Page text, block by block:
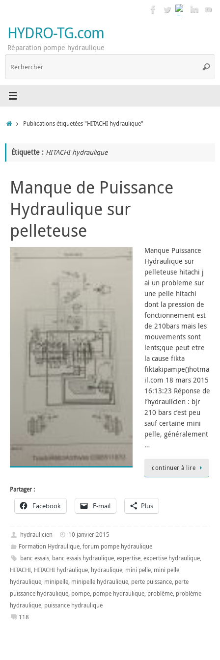
contenu
HYDRO-TG.com
Réparation pompe hydraulique
AccueilPublications étiquetées "HITACHI hydraulique"
Étiquette : HITACHI hydraulique
Manque de Puissance
Hydraulique sur
pelleteuse
Manque Puissance
Hydraulique sur
pelleteuse hitachi j
ai un probleme sur
une pelle hitachi
dont la pression de
fonctionnement est
de 210bars mais les
mouvements sont
lents;que peut etre
la cause fikta
fiktakipampe()hotma
il.com 18 mars 2015
16:13:23 Réponse de
l’hydraulicien : bjr
210 bars c’est peu
sauf certaine mini
pelle, généralement
…
continuer à lire
Partager :
Facebook E-mail Plus
hydraulicien
10 janvier 2015
Formation Hydraulique, forum pompe hydraulique
banc essais, banc essais hydraulique, expertise, expertise hydraulique,
HITACHI, HITACHI hydraulique, hydraulique, mini pelle, mini pelle
hydraulique, minipelle, minipelle hydraulique, perte puissance, perte
puissance hydraulique, pompe, pompe hydraulique, problème, problème
hydraulique, puissance hydraulique
118